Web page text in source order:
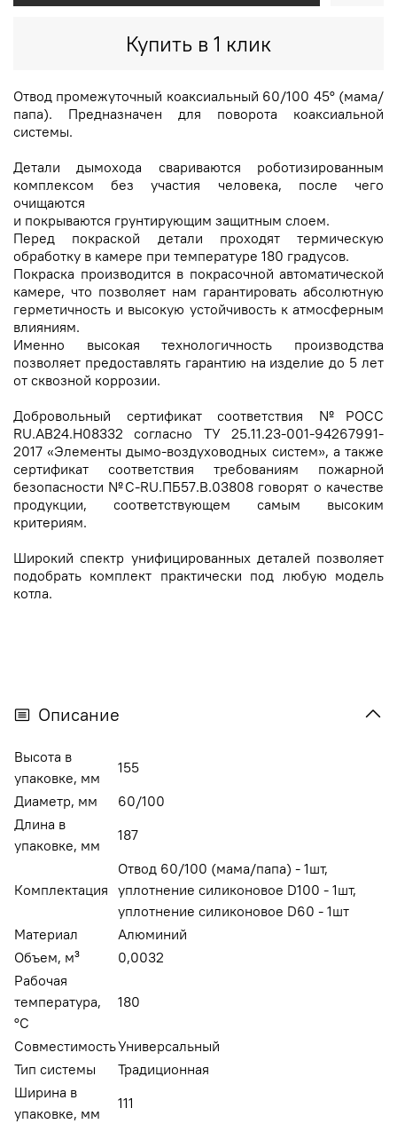
Купить в 1 клик
Отвод промежуточный коаксиальный 60/100 45° (мама/
папа). Предназначен для поворота коаксиальной
системы.
Детали дымохода свариваются роботизированным
комплексом без участия человека, после чего
очищаются
и покрываются грунтирующим защитным слоем.
Перед покраской детали проходят термическую
обработку в камере при температуре 180 градусов.
Покраска производится в покрасочной автоматической
камере, что позволяет нам гарантировать абсолютную
герметичность и высокую устойчивость к атмосферным
влияниям.
Именно высокая технологичность производства
позволяет предоставлять гарантию на изделие до 5 лет
от сквозной коррозии.
Добровольный сертификат соответствия №РОСС
RU.AB24.H08332 согласно ТУ 25.11.23-001-94267991-
2017 «Элементы дымо-воздуховодных систем», а также
сертификат соответствия требованиям пожарной
безопасности №C-RU.ПБ57.В.03808 говорят о качестве
продукции, соответствующем самым высоким
критериям.
Широкий спектр унифицированных деталей позволяет
подобрать комплект практически под любую модель
котла.
Описание
Высота в
упаковке, мм
155
Диаметр, мм
60/100
Длина в
упаковке, мм
187
Комплектация
Отвод 60/100 (мама/папа) - 1шт,
уплотнение силиконовое D100 - 1шт,
уплотнение силиконовое D60 - 1шт
Материал
Алюминий
Объем, м³
0,0032
Рабочая
температура,
°C
180
СовместимостьУниверсальный
Тип системы
Традиционная
Ширина в
упаковке, мм
111